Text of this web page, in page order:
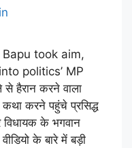
took aim,
politics’ MP
हैरान करने वाला
करने पहुंचे प्रसिद्ध
विधायक के भगवान
के बारे में बड़ी